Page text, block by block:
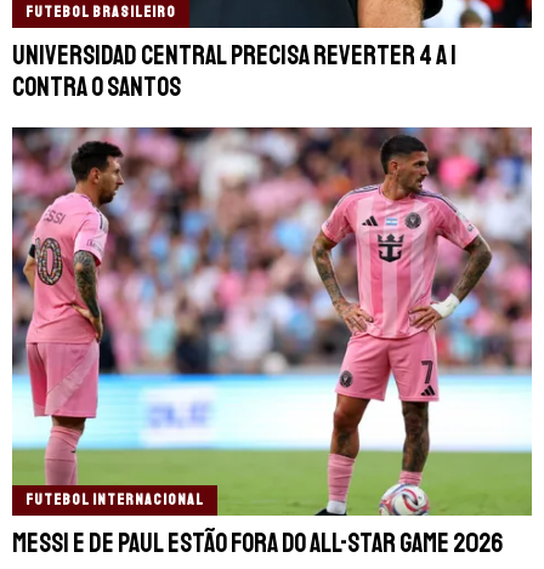
FUTEBOL BRASILEIRO
Universidad Central precisa reverter 4 a 1
contra o Santos
FUTEBOL INTERNACIONAL
Messi e De Paul estão fora do All-Star Game 2026